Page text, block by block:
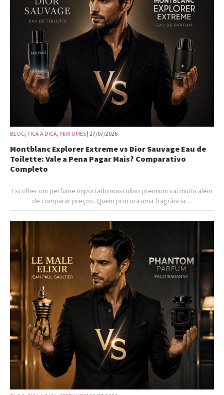
BLOG FICA A DICA PERFUMES | 27/07/2026
Montblanc Explorer Extreme vs Dior Sauvage Eau de
Toilette: Vale a Pena Pagar Mais? Comparativo
Completo
Escolher um perfume importado masculino premium vai muito além
de comparar preços. Quem procura uma fragrância…